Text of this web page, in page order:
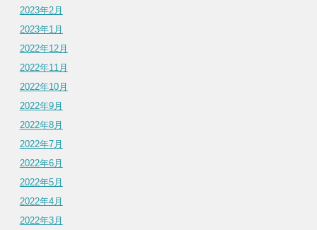
2023年2月
2023年1月
2022年12月
2022年11月
2022年10月
2022年9月
2022年8月
2022年7月
2022年6月
2022年5月
2022年4月
2022年3月